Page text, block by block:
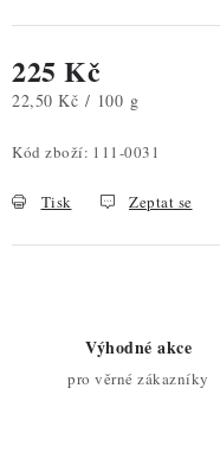
225 Kč
Měrná cena:
22,50 Kč / 100 g
Kód zboží: 111-0031
Tisk Zeptat se
Výhodné akce
pro věrné zákazníky